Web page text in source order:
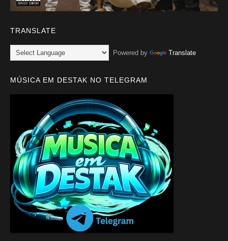
TRANSLATE
Powered by Translate
MÚSICA EM DESTAK NO TELEGRAM